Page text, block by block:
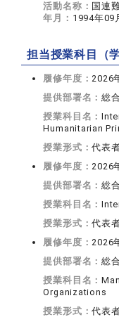
活動名称： 国連
年月： 1994年09
担当授業科目（学
履修年度：2026
提供部署名：総
授業科目名：
Humanitarian
授業形式：代表
履修年度：2026
提供部署名：総
授業科目名：
授業形式：代表
履修年度：2026
提供部署名：総
授業科目名：
Organizations
授業形式：代表